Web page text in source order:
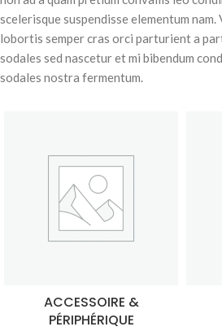
scelerisque suspendisse elementum
lobortis semper cras orci parturient a
sodales sed nascetur et mi bibendum
sodales nostra fermentum.
ACCESSOIRE &
PÉRIPHÉRIQUE